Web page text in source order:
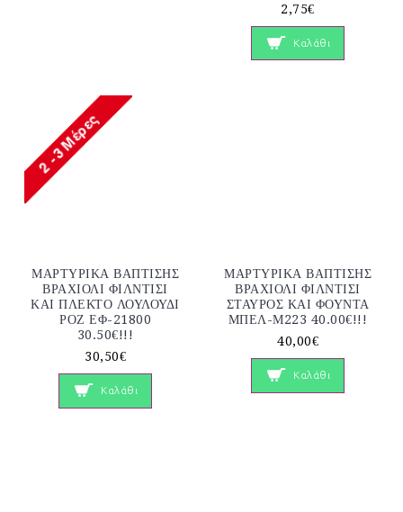
2,75€
Καλάθι
ΜΑΡΤΥΡΙΚΑ ΒΑΠΤΙΣΗΣ
ΒΡΑΧΙΟΛΙ ΦΙΛΝΤΙΣΙ
ΚΑΙ ΠΛΕΚΤΟ ΛΟΥΛΟΥΔΙ
ΡΟΖ ΕΦ-21800
30.50€!!!
30,50€
Καλάθι
ΜΑΡΤΥΡΙΚΑ ΒΑΠΤΙΣΗΣ
ΒΡΑΧΙΟΛΙ ΦΙΛΝΤΙΣΙ
ΣΤΑΥΡΟΣ ΚΑΙ ΦΟΥΝΤΑ
ΜΠΕΛ-Μ223 40.00€!!!
40,00€
Καλάθι